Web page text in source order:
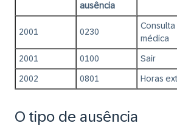
ausência
2001 0230
Consulta
médica
2001 0100 Sair
2002 0801 Horas
O tipo de ausência